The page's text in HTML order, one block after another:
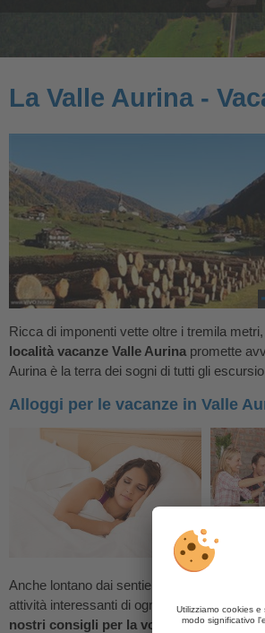
La Valle Aurina -
Ricca di imponenti vette oltre i tremila
località vacanze Valle Aurina promette
Aurina è la terra dei sogni di tutti gli
Alloggi per le vacanze in Valle
Hotel
Anche lontano dai sentieri trekking però, il
attività interessanti di ogni tipo. E quindi:
nostri consigli per la vostra prossima